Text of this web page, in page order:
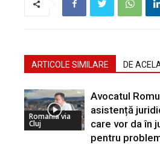
ARTICOLE SIMILARE DE
Romania via
Cluj
Avocatul
asistență
care vor da în
pentru